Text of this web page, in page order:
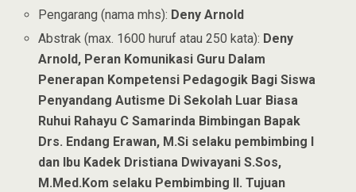
Pengarang (nama mhs): Deny Arnold
Abstrak (max. 1600 huruf atau 250 kata): Deny
Arnold, Peran Komunikasi Guru Dalam
Penerapan Kompetensi Pedagogik Bagi Siswa
Penyandang Autisme Di Sekolah Luar Biasa
Ruhui Rahayu C Samarinda Bimbingan Bapak
Drs. Endang Erawan, M.Si selaku pembimbing I
dan Ibu Kadek Dristiana Dwivayani S.Sos,
M.Med.Kom selaku Pembimbing II. Tujuan